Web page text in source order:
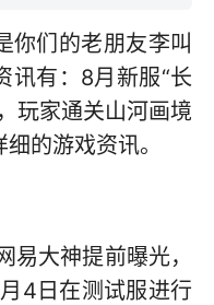
你们的老朋友李叫
讯有：8月新服“长
玩家通关山河画境
的游戏资讯。
大神提前曝光，
4日在测试服进行